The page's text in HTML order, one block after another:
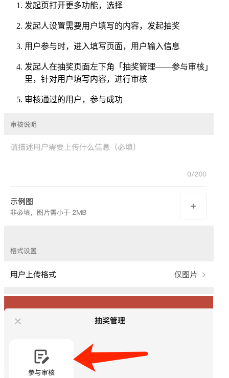
发起页打开更多功能，选择
发起人设置需要用户填写的内容，发起抽奖
用户参与时，进入填写页面，用户输入信息
发起人在抽奖页面左下角「抽奖管理——参与审核」
里，针对用户填写内容，进行审核
审核通过的用户，参与成功